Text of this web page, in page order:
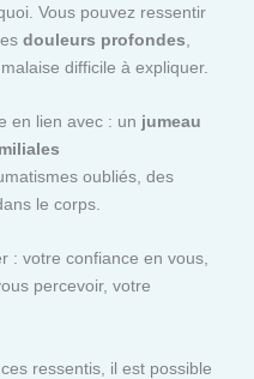
Vous pouvez ressentir
douleurs profondes
difficile à expliquer.
en lien avec : un jumeau
oubliés, des
le corps.
: votre confiance en vous,
percevoir, votre
ressentis, il est possible